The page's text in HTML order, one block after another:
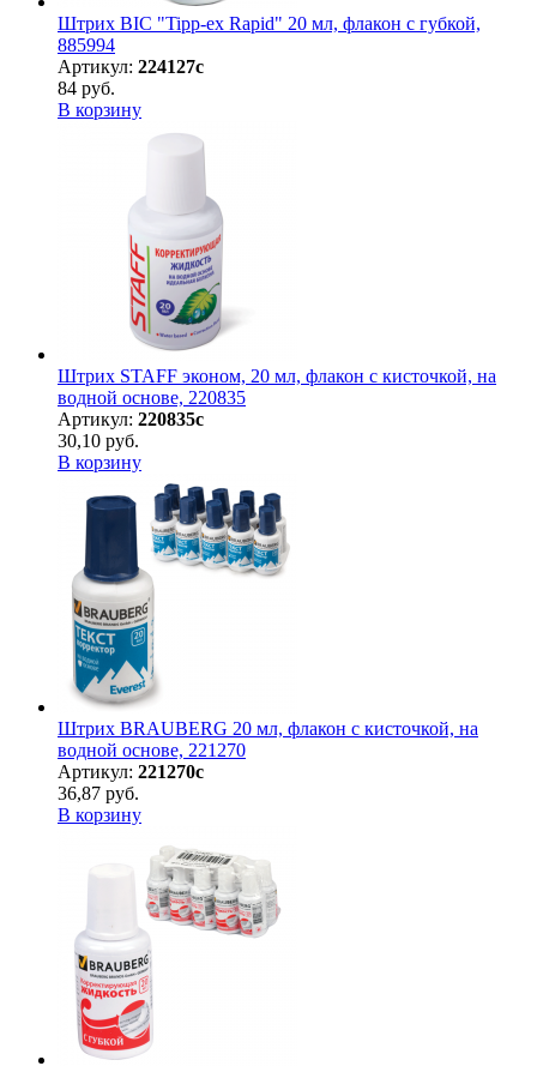
Штрих BIC "Tipp-ex Rapid" 20 мл, флакон с губкой,
885994
Артикул: 224127с
84 руб.
В корзину
Штрих STAFF эконом, 20 мл, флакон с кисточкой, на
водной основе, 220835
Артикул: 220835с
30,10 руб.
В корзину
Штрих BRAUBERG 20 мл, флакон с кисточкой, на
водной основе, 221270
Артикул: 221270с
36,87 руб.
В корзину